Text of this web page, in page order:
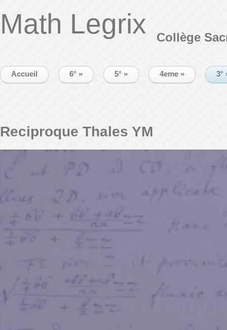
Math Legrix Collège
Accueil 6° » 5° » 4eme » 3°
Reciproque Thales YM